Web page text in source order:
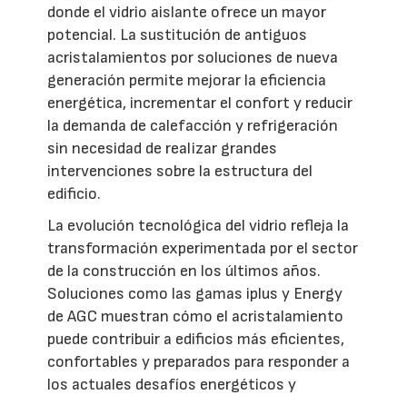
donde el vidrio aislante ofrece un mayor
potencial. La sustitución de antiguos
acristalamientos por soluciones de nueva
generación permite mejorar la eficiencia
energética, incrementar el confort y reducir
la demanda de calefacción y refrigeración
sin necesidad de realizar grandes
intervenciones sobre la estructura del
edificio.
La evolución tecnológica del vidrio refleja la
transformación experimentada por el sector
de la construcción en los últimos años.
Soluciones como las gamas iplus y Energy
de AGC muestran cómo el acristalamiento
puede contribuir a edificios más eficientes,
confortables y preparados para responder a
los actuales desafíos energéticos y